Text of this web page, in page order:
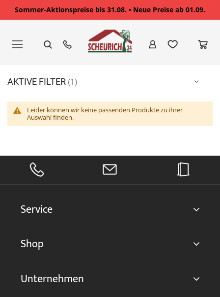
Sommer-Aktionspreise bis 31.08. • Neue Preise ab 01.09.
springen
Leider können wir keine passenden Produkte zu ihrer
Auswahl finden.
AKTIVE FILTER
Service
Shop
Unternehmen